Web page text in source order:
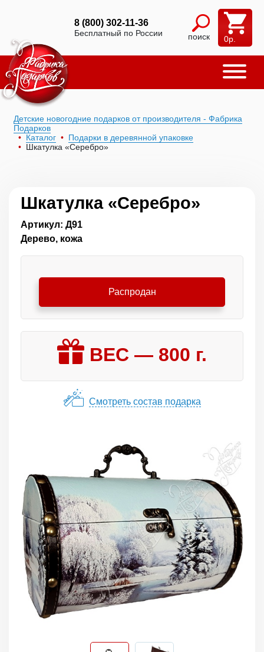
8 (800) 302-11-36
Бесплатный по России поиск 0р.
Детские новогодние подарков от производителя - Фабрика
Подарков
Каталог
Подарки в деревянной упаковке
Шкатулка «Серебро»
Шкатулка «Серебро»
Артикул: Д91
Дерево, кожа
Распродан
ВЕС — 800 г.
Смотреть состав подарка